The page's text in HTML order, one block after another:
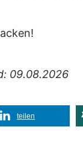
09.08.2026
teilen